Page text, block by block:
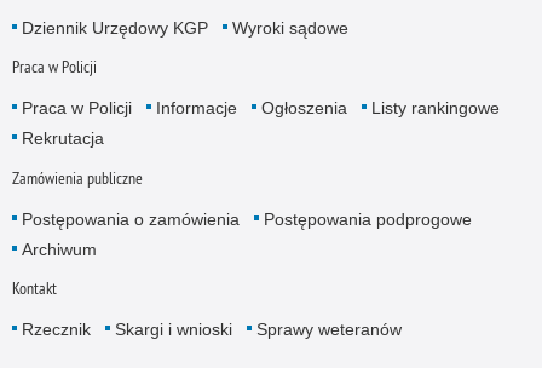
Dziennik Urzędowy KGP Wyroki sądowe
Praca w Policji
Praca w Policji Informacje Ogłoszenia
Listy rankingowe
Rekrutacja
Zamówienia publiczne
Postępowania o zamówienia
Postępowania podprogowe
Archiwum
Kontakt
Rzecznik Skargi i wnioski Sprawy weteranów